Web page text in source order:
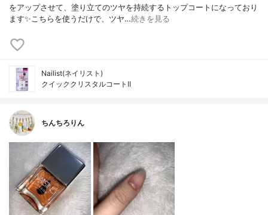
をアップさせて、塗り立てのツヤを持続するトップコートになっており
ます✨こちらを使うだけで、ツヤ…続きを見る
Nailist(ネイリスト)
クイッククリスタルコートII
ちんちろりん